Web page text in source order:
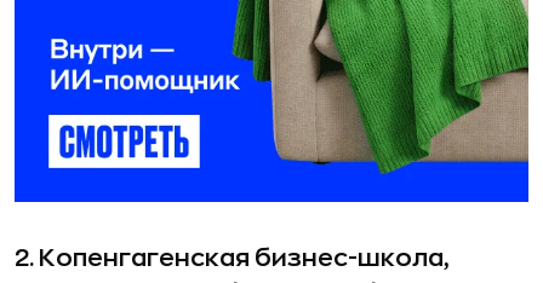
2. Копенгагенская бизнес-школа,